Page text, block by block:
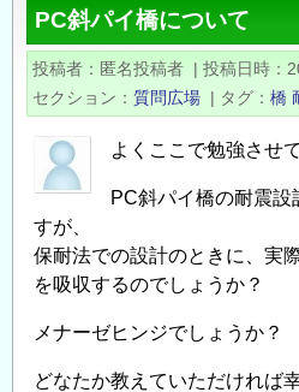
く
ず
PC斜パイ橋について
投稿者 匿名投稿者 | 投稿日時
セクション
質問広場 | タグ 橋
よくここで勉強させ
PC斜パイ橋の耐震
すが、
保耐法での設計のときに、実
を吸収するのでしょうか？
メナーゼヒンジでしょうか？
どなたか教えていただければ